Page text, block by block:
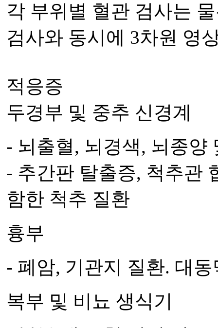
각 부위별 혈관 검사는
검사와 동시에 3차원 영
적응증
두경부 및 중추 신경계
- 뇌출혈, 뇌경색, 뇌종양
- 추간판 탈출증, 척추관
함한 척추 질환
흉부
- 폐암, 기관지 질환. 대
복부 및 비뇨 생식기